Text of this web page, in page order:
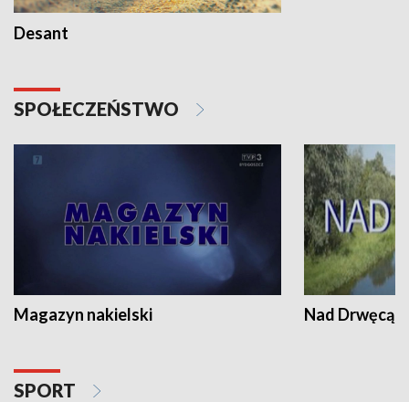
Desant
SPOŁECZEŃSTWO
Magazyn nakielski Nad Drwęcą
SPORT